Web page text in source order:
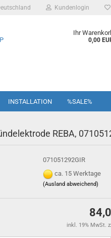
Kundenlogin
Ihr
0,00
INSTALLATION %SALE%
REBA,
071051292GIR
ca. 15 Werktage
(Ausland abweichend)
inkl. 19% MwSt.